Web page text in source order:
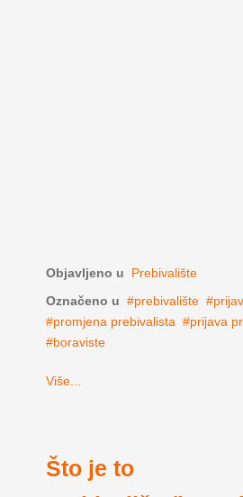
Objavljeno u
Prebivalište
Označeno u
prebivalište
promjena prebivalista
prijava
boraviste
Više...
Što je to